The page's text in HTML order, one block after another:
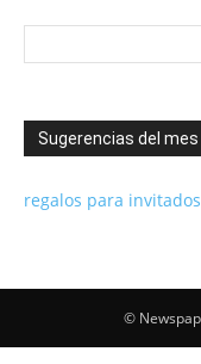
Sugerencias del mes
regalos para
©